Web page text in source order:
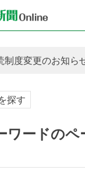
制度変更のお知ら
制度変更のお知ら
探す
ワードのペ